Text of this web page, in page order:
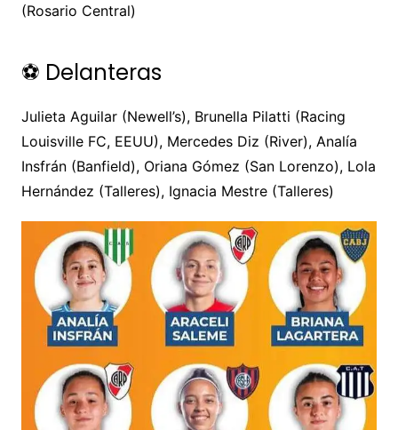
(Rosario Central)
⚽ Delanteras
Julieta Aguilar (Newell’s), Brunella Pilatti (Racing
Louisville FC, EEUU), Mercedes Diz (River), Analía
Insfrán (Banfield), Oriana Gómez (San Lorenzo), Lola
Hernández (Talleres), Ignacia Mestre (Talleres)